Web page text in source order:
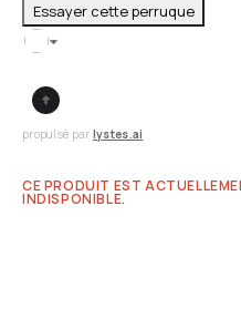
Essayer cette perruque
propulsé par lystes.ai
CE PRODUIT EST
INDISPONIBLE.